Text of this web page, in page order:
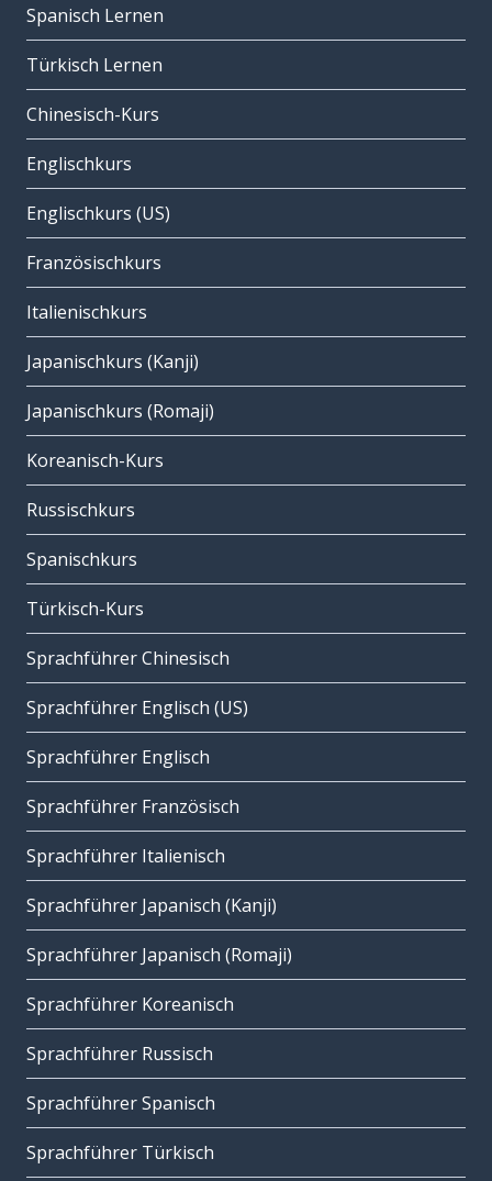
Spanisch Lernen
Türkisch Lernen
Chinesisch-Kurs
Englischkurs
Englischkurs (US)
Französischkurs
Italienischkurs
Japanischkurs (Kanji)
Japanischkurs (Romaji)
Koreanisch-Kurs
Russischkurs
Spanischkurs
Türkisch-Kurs
Sprachführer Chinesisch
Sprachführer Englisch (US)
Sprachführer Englisch
Sprachführer Französisch
Sprachführer Italienisch
Sprachführer Japanisch (Kanji)
Sprachführer Japanisch (Romaji)
Sprachführer Koreanisch
Sprachführer Russisch
Sprachführer Spanisch
Sprachführer Türkisch